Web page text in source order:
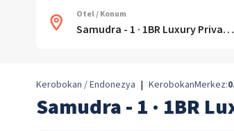
Otel / Konum
Kerobokan / Endonezya | KerobokanMerkez:
Samudra - 1 · 1BR